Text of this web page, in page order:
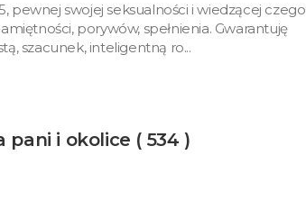
pewnej swojej seksualności i wiedzącej czego
porywów, spełnienia. Gwarantuję
szacunek, inteligentną ro...
i okolice ( 534 )